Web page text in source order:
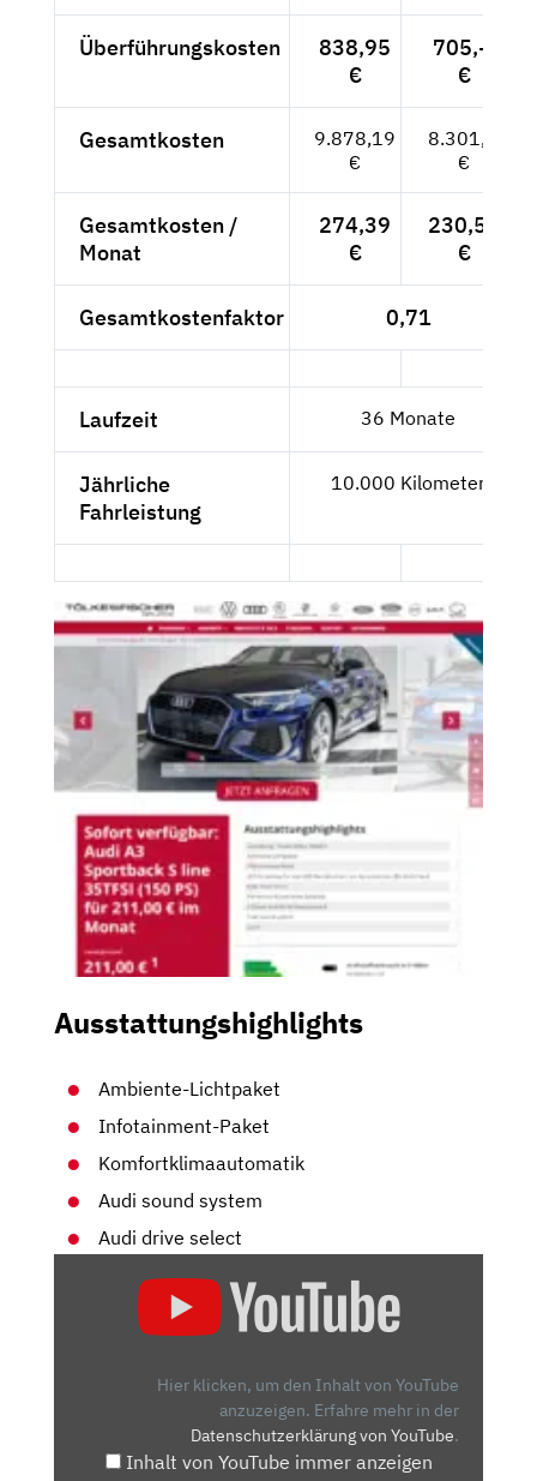
Überführungskosten
838,95
€
705,--
€
Gesamtkosten
9.878,19
€
8.301,--
€
Gesamtkosten /
Monat
274,39
€
230,58
€
Gesamtkostenfaktor 0,71
Laufzeit 36 Monate
Jährliche
Fahrleistung
10.000 Kilometer
Ausstattungshighlights
Ambiente-Lichtpaket
Infotainment-Paket
Komfortklimaautomatik
Audi sound system
Audi drive select
SPORTBACK
ÜBERTEUERTER
GOLF?
Hier klicken, um den Inhalt von YouTube
anzuzeigen. Erfahre mehr in der
Datenschutzerklärung von YouTube.
Inhalt von YouTube immer anzeigen